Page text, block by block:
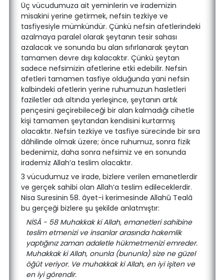
Üç vücudumuza ait yeminlerin ve irademizin
misakini yerine getirmek, nefsin tezkiye ve
tasfiyesiyle mümkündür. Çünkü nefsin afetlerindeki
azalmaya paralel olarak şeytanın tesir sahası
azalacak ve sonunda bu alan sıfırlanarak şeytan
tamamen devre dışı kalacaktır. Çünkü şeytan
sadece nefsimizin afetlerine etki edebilir. Nefsin
afetleri tamamen tasfiye olduğunda yani nefsin
kalbindeki afetlerin yerine ruhumuzun hasletleri
faziletler adı altında yerleşince, şeytanın artık
pençesini geçirebileceği bir alan kalmadığı cihetle
kişi tamamen şeytandan kendisini kurtarmış
olacaktır. Nefsin tezkiye ve tasfiye sürecinde bir sıra
dâhilinde olmak üzere; önce ruhumuz, sonra fizik
bedenimiz, daha sonra nefsimiz ve en sonunda
irademiz Allah’a teslim olacaktır.
3 vücudumuz ve irade, bizlere verilen emanetlerdir
ve gerçek sahibi olan Allah’a teslim edileceklerdir.
Nisa Suresinin 58. âyet-i kerimesinde Allahû Tealâ
bu gerçeği bizlere şu şekilde anlatmıştır:
NİSÂ - 58 Muhakkak ki Allah, emanetleri sahibine
teslim etmenizi ve insanlar arasında hakemlik
yaptığınız zaman adaletle hükmetmenizi emreder.
Muhakkak ki Allah, onunla (bununla) size ne güzel
öğüt veriyor. Ve muhakkak ki Allah, en iyi işiten ve
en iyi görendir.